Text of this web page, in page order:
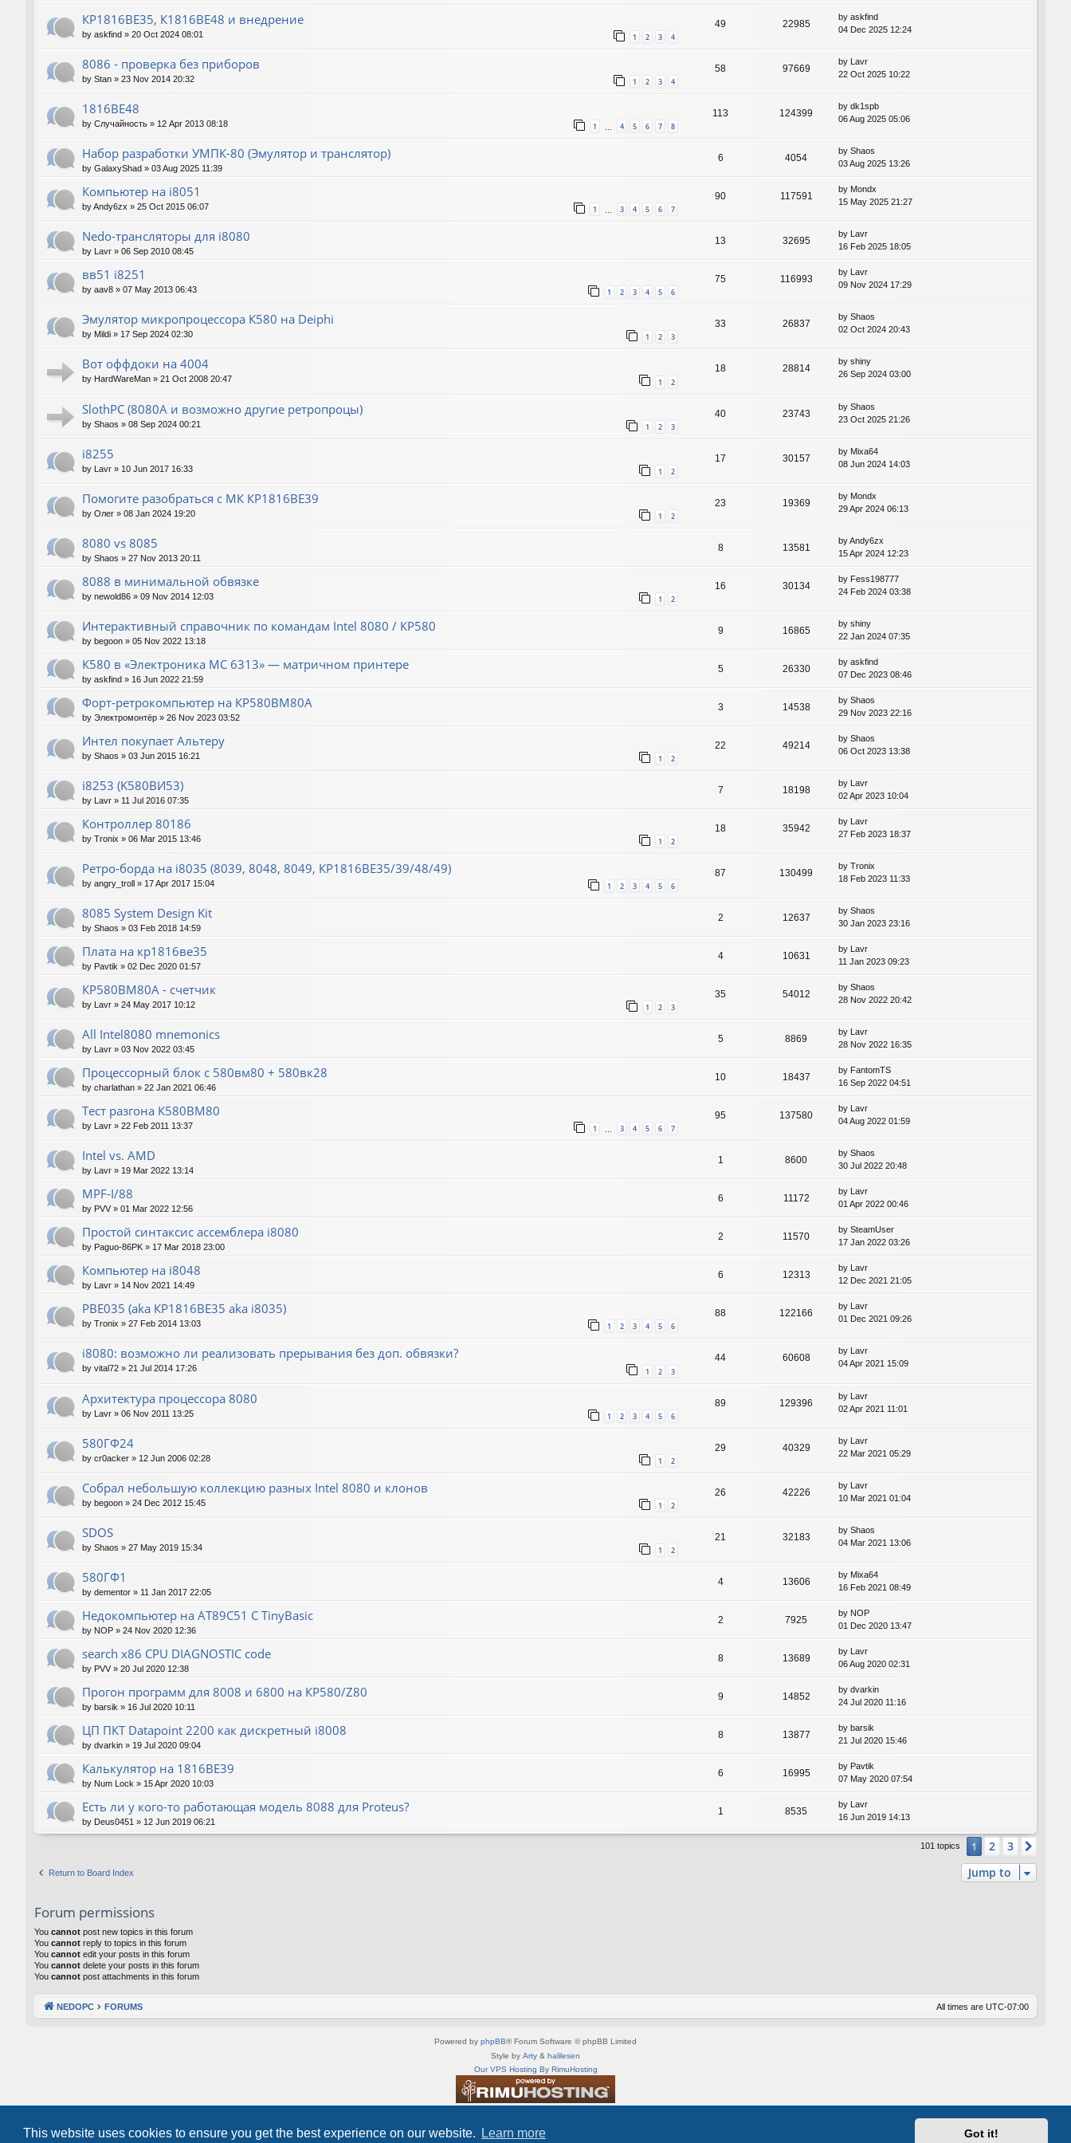
This website uses cookies to ensure you get the best experience on our website. Learn more Got it!
КР1816ВЕ35, К1816ВЕ48 и внедрение
by askfind » 20 Oct 2024 08:01 1 2 3 4
49 22985
by askfind
04 Dec 2025 12:24
8086 - проверка без приборов
by Stan » 23 Nov 2014 20:32 1 2 3 4
58 97669
by Lavr
22 Oct 2025 10:22
1816ВЕ48
by Случайность » 12 Apr 2013 08:18 1 … 4 5 6 7 8
113 124399
by dk1spb
06 Aug 2025 05:06
Набор разработки УМПК-80 (Эмулятор и транслятор)
by GalaxyShad » 03 Aug 2025 11:39
6 4054
by Shaos
03 Aug 2025 13:26
Компьютер на i8051
byAndy6zx » 25 Oct 2015 06:07 1 … 3 4 5 6 7
90 117591
by Mondx
15 May 2025 21:27
Nedo-трансляторы для i8080
by Lavr » 06 Sep 2010 08:45
13 32695
by
Lavr
16 Feb 2025 18:05
вв51 i8251
by aav8 » 07 May 2013 06:43 1 2 3 4 5 6
75 116993
by
Lavr
09 Nov 2024 17:29
Эмулятор микропроцессора К580 на Deiphi
by Mildi » 17 Sep 2024 02:30 1 2 3
33 26837
by Shaos
02 Oct 2024 20:43
Вот оффдоки на 4004
by HardWareMan » 21 Oct 2008 20:47 1 2
18 28814
by shiny
26 Sep 2024 03:00
SlothPC (8080A и возможно другие ретропроцы)
by Shaos » 08 Sep 2024 00:21 1 2 3
40 23743
by Shaos
23 Oct 2025 21:26
i8255
by Lavr » 10 Jun 2017 16:33 1 2
17 30157
by Mixa64
08 Jun 2024 14:03
Помогите разобраться с МК КР1816ВЕ39
by Олег » 08 Jan 2024 19:20 1 2
23 19369
by Mondx
29 Apr 2024 06:13
8080 vs 8085
by Shaos » 27 Nov 2013 20:11
8 13581
byAndy6zx
15 Apr 2024 12:23
8088 в минимальной обвязке
by newold86 » 09 Nov 2014 12:03 1 2
16 30134
by Fess198777
24 Feb 2024 03:38
Интерактивный справочник по командам Intel 8080 / КР580
by begoon » 05 Nov 2022 13:18
9 16865
by shiny
22 Jan 2024 07:35
К580 в «Электроника МС 6313» — матричном принтере
by askfind » 16 Jun 2022 21:59
5 26330
by askfind
07 Dec 2023 08:46
Форт-ретрокомпьютер на КР580ВМ80А
by Электромонтёр » 26 Nov 2023 03:52
3 14538
by Shaos
29 Nov 2023 22:16
Интел покупает Альтеру
by Shaos » 03 Jun 2015 16:21 1 2
22 49214
by Shaos
06 Oct 2023 13:38
i8253 (K580ВИ53)
by Lavr » 11 Jul 2016 07:35
7 18198
by Lavr
02 Apr 2023 10:04
Контроллер 80186
by Tronix » 06 Mar 2015 13:46 1 2
18 35942
by Lavr
27 Feb 2023 18:37
Ретро-борда на i8035 (8039, 8048, 8049, КР1816ВЕ35/39/48/49)
by angry_troll » 17 Apr 2017 15:04 1 2 3 4 5 6
87 130499
by Tronix
18 Feb 2023 11:33
8085 System Design Kit
by Shaos » 03 Feb 2018 14:59
2 12637
by Shaos
30 Jan 2023 23:16
Плата на кр1816ве35
by Pavtik » 02 Dec 2020 01:57
4 10631
by Lavr
11 Jan 2023 09:23
КР580ВМ80А - счетчик
by Lavr » 24 May 2017 10:12 1 2 3
35 54012
by Shaos
28 Nov 2022 20:42
All Intel8080 mnemonics
by Lavr » 03 Nov 2022 03:45
5 8869
by
Lavr
28 Nov 2022 16:35
Процессорный блок с 580вм80 + 580вк28
by charlathan » 22 Jan 2021 06:46
10 18437
by FantomTS
16 Sep 2022 04:51
Тест разгона К580ВМ80
by Lavr » 22 Feb 2011 13:37 1 … 3 4 5 6 7
95 137580
by
Lavr
04 Aug 2022 01:59
Intel vs. AMD
by Lavr » 19 Mar 2022 13:14
1 8600
by Shaos
30 Jul 2022 20:48
MPF-I/88
by PVV » 01 Mar 2022 12:56
6 11172
by
Lavr
01 Apr 2022 00:46
Простой синтаксис ассемблера i8080
by Paguo-86PK » 17 Mar 2018 23:00
2 11570
by SteamUser
17 Jan 2022 03:26
Компьютер на i8048
by Lavr » 14 Nov 2021 14:49
6 12313
by
Lavr
12 Dec 2021 21:05
РВЕ035 (aka КР1816ВЕ35 aka i8035)
by Tronix » 27 Feb 2014 13:03 1 2 3 4 5 6
88 122166
by
Lavr
01 Dec 2021 09:26
i8080: возможно ли реализовать прерывания без доп. обвязки?
by vital72 » 21 Jul 2014 17:26 1 2 3
44 60608
by Lavr
04 Apr 2021 15:09
Архитектура процессора 8080
by Lavr » 06 Nov 2011 13:25 1 2 3 4 5 6
89 129396
by Lavr
02 Apr 2021 11:01
580ГФ24
by cr0acker » 12 Jun 2006 02:28 1 2
29 40329
by Lavr
22 Mar 2021 05:29
Собрал небольшую коллекцию разных Intel 8080 и клонов
by begoon » 24 Dec 2012 15:45 1 2
26 42226
by Lavr
10 Mar 2021 01:04
SDOS
by Shaos » 27 May 2019 15:34 1 2
21 32183
by Shaos
04 Mar 2021 13:06
580ГФ1
by dementor » 11 Jan 2017 22:05
4 13606
by Mixa64
16 Feb 2021 08:49
Недокомпьютер на AT89C51 C TinyBasic
by NOP » 24 Nov 2020 12:36
2 7925
by NOP
01 Dec 2020 13:47
search x86 CPU DIAGNOSTIC code
by PVV » 20 Jul 2020 12:38
8 13689
by Lavr
06 Aug 2020 02:31
Прогон программ для 8008 и 6800 на КР580/Z80
by barsik » 16 Jul 2020 10:11
9 14852
by dvarkin
24 Jul 2020 11:16
ЦП ПКТ Datapoint 2200 как дискретный i8008
by dvarkin » 19 Jul 2020 09:04
8 13877
by barsik
21 Jul 2020 15:46
Калькулятор на 1816ВЕ39
by Num Lock » 15 Apr 2020 10:03
6 16995
by Pavtik
07 May 2020 07:54
Есть ли у кого-то работающая модель 8088 для Proteus?
by Deus0451 » 12 Jun 2019 06:21
1 8535
by Lavr
16 Jun 2019 14:13
101 topics 1 2 3
Return to Board Index Jump to
Forum permissions
You cannot post new topics in this forum
You cannot reply to topics in this forum
You cannot edit your posts in this forum
You cannot delete your posts in this forum
You cannot post attachments in this forum
NEDOPC FORUMS All times are UTC-07:00
Powered by phpBB® Forum Software © phpBB Limited
Style by Arty & halilesen
Our VPS Hosting By RimuHosting
Privacy|Terms